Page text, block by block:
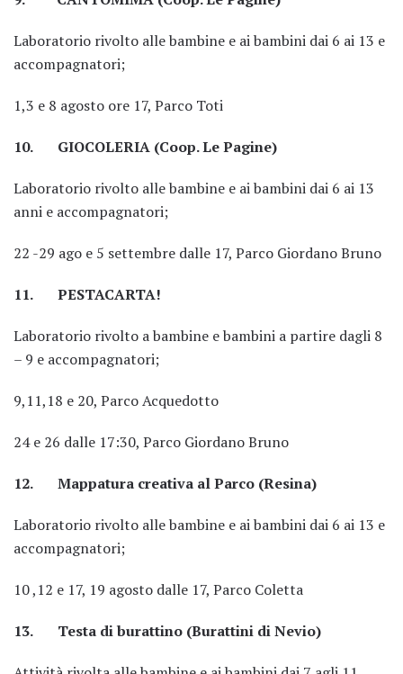
Laboratorio rivolto alle bambine e ai bambini dai 6 ai 13 e
accompagnatori;
1,3 e 8 agosto ore 17, Parco Toti
10. GIOCOLERIA (Coop. Le Pagine)
Laboratorio rivolto alle bambine e ai bambini dai 6 ai 13
anni e accompagnatori;
22 -29 ago e 5 settembre dalle 17, Parco Giordano Bruno
11. PESTACARTA!
Laboratorio rivolto a bambine e bambini a partire dagli 8
– 9 e accompagnatori;
9,11,18 e 20, Parco Acquedotto
24 e 26 dalle 17:30, Parco Giordano Bruno
12. Mappatura creativa al Parco (Resina)
Laboratorio rivolto alle bambine e ai bambini dai 6 ai 13 e
accompagnatori;
10 ,12 e 17, 19 agosto dalle 17, Parco Coletta
13. Testa di burattino (Burattini di Nevio)